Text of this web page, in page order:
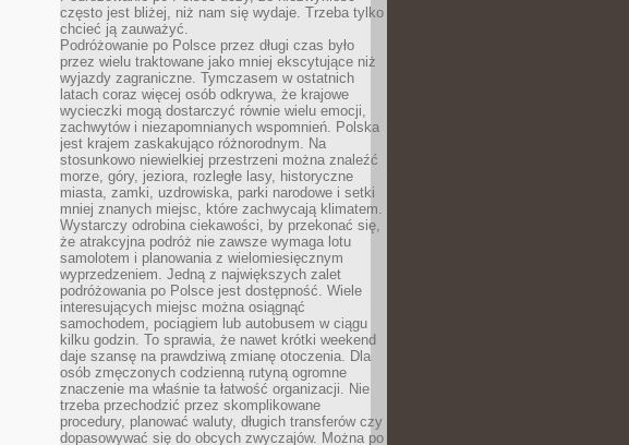
często jest bliżej, niż nam się wydaje. Trzeba tylko
chcieć ją zauważyć.
Podróżowanie po Polsce przez długi czas było
przez wielu traktowane jako mniej ekscytujące niż
wyjazdy zagraniczne. Tymczasem w ostatnich
latach coraz więcej osób odkrywa, że krajowe
wycieczki mogą dostarczyć równie wielu emocji,
zachwytów i niezapomnianych wspomnień. Polska
jest krajem zaskakująco różnorodnym. Na
stosunkowo niewielkiej przestrzeni można znaleźć
morze, góry, jeziora, rozległe lasy, historyczne
miasta, zamki, uzdrowiska, parki narodowe i setki
mniej znanych miejsc, które zachwycają klimatem.
Wystarczy odrobina ciekawości, by przekonać się,
że atrakcyjna podróż nie zawsze wymaga lotu
samolotem i planowania z wielomiesięcznym
wyprzedzeniem. Jedną z największych zalet
podróżowania po Polsce jest dostępność. Wiele
interesujących miejsc można osiągnąć
samochodem, pociągiem lub autobusem w ciągu
kilku godzin. To sprawia, że nawet krótki weekend
daje szansę na prawdziwą zmianę otoczenia. Dla
osób zmęczonych codzienną rutyną ogromne
znaczenie ma właśnie ta łatwość organizacji. Nie
trzeba przechodzić przez skomplikowane
procedury, planować waluty, długich transferów czy
dopasowywać się do obcych zwyczajów. Można po